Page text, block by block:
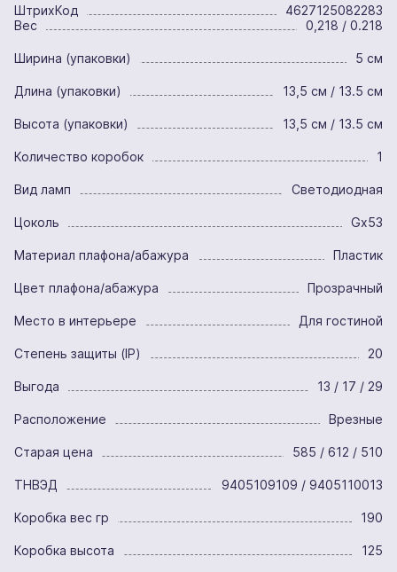
ШтрихКод
4627125082283
Вес
0,218 / 0.218
Ширина (упаковки) 5 см
Длина (упаковки) 13,5 см / 13.5 см
Высота (упаковки) 13,5 см / 13.5 см
Количество коробок 1
Вид ламп Светодиодная
Цоколь Gx53
Материал плафона/абажура Пластик
Цвет плафона/абажура Прозрачный
Место в интерьере Для гостиной
Степень защиты (IP) 20
Выгода 13 / 17 / 29
Расположение Врезные
Старая цена 585 / 612 / 510
ТНВЭД 9405109109 / 9405110013
Коробка вес гр 190
Коробка высота 125